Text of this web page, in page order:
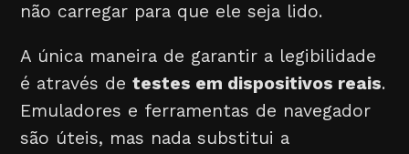
não carregar para que ele seja lido.
A única maneira de garantir a legibilidade
é através detestes em dispositivos reais.
Emuladores e ferramentas de navegador
são úteis, mas nada substitui a